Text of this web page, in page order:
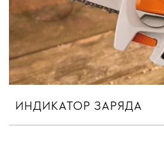
ИНДИКАТОР ЗАРЯДА